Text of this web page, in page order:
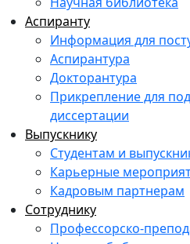
Аспиранту
Информация для
Аспирантура
Докторантура
Прикрепление для
диссертации
Выпускнику
Студентам и
Карьерные
Кадровым партнерам
Сотруднику
Профессорско-